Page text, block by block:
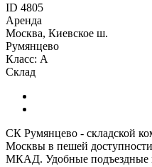
ID 4805
Аренда
Москва, Киевское ш.
Румянцево
Класс: А
Склад
СК Румянцево - складcкой
Москвы в пешей
МКАД. Удобные подъездные